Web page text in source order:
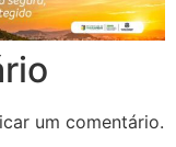
um comentário.